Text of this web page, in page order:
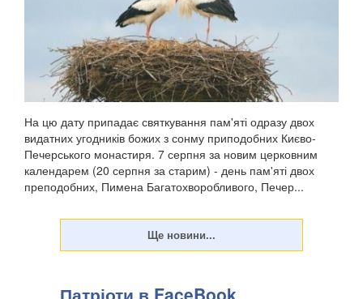
На цю дату припадає святкування пам'яті одразу двох
видатних угодників божих з сонму приподобних Києво-
Печерського монастиря. 7 серпня за новим церковним
календарем (20 серпня за старим) - день пам'яті двох
преподобних, Пимена Багатохворобливого, Печер...
Патріоти в FaceBook